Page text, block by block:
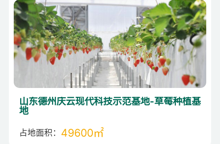
山东德州庆云现代科技示范基地-草莓种植基
地
占地面积： 49600㎡